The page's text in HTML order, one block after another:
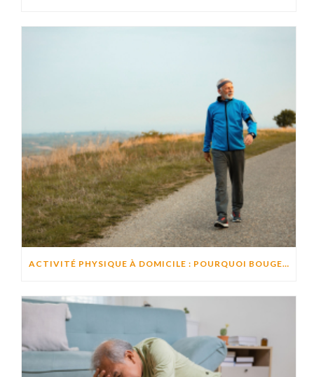
ACTIVITÉ PHYSIQUE À DOMICILE : POURQUOI BOUGER CHAQUE JOUR AIDE À PRÉSERVER L’AUTONOMIE ?